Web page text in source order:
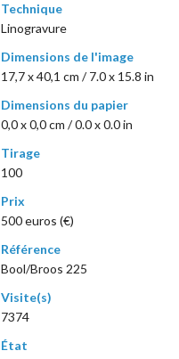
Technique
Linogravure
Dimensions de l'image
17,7 x 40,1 cm / 7.0 x 15.8 in
Dimensions du papier
0,0 x 0,0 cm / 0.0 x 0.0 in
Tirage
100
Prix
500 euros (€)
Référence
Bool/Broos 225
Visite(s)
7374
État